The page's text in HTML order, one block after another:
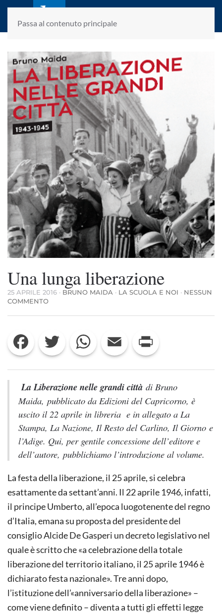
Passa al contenuto principale
laletteraturaenoi.it
fondato da Romano Luperini
Una lunga liberazione
25 APRILE 2016 · BRUNO MAIDA · LA SCUOLA E NOI · NESSUN
COMMENTOSU
LUNGA
Facebook Twitter WhatsApp Email
La Liberazione nelle grandi cittàdi Bruno
Maida, pubblicato da Edizioni del Capricorno, è
uscito il 22 aprile in libreria e in allegato a La
Stampa, La Nazione, Il Resto del Carlino, Il Giorno e
l’Adige. Qui, per gentile concessione dell’editore e
dell’autore, pubblichiamo l’introduzione al volume.
La festa della liberazione, il 25 aprile, si celebra
esattamente da settant’anni. Il 22 aprile 1946, infatti,
il principe Umberto, all’epoca luogotenente del regno
d’Italia, emana su proposta del presidente del
consiglio Alcide De Gasperi un decreto legislativo nel
quale è scritto che «a celebrazione della totale
liberazione del territorio italiano, il 25 aprile 1946 è
dichiarato festa nazionale». Tre anni dopo,
l’istituzione dell’«anniversario della liberazione» –
come viene definito – diventa a tutti gli effetti legge